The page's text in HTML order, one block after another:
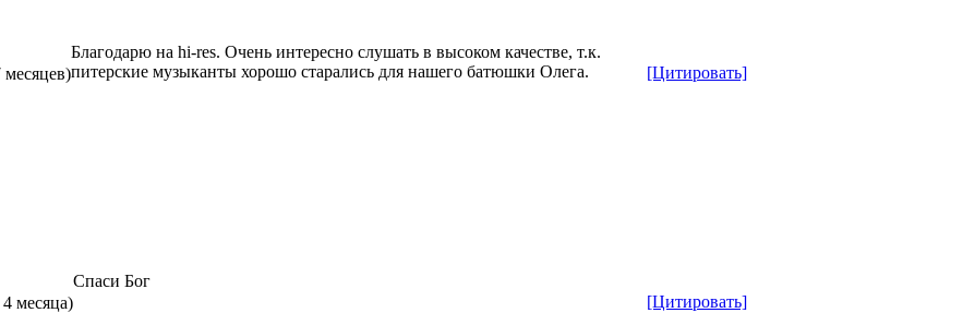
месяцев) [Цитировать]
Благодарю на hi-res. Очень интересно слушать в высоком качестве, т.к.
питерские музыканты хорошо старались для нашего батюшки Олега.
4 месяца) [Цитировать]
Спаси Бог